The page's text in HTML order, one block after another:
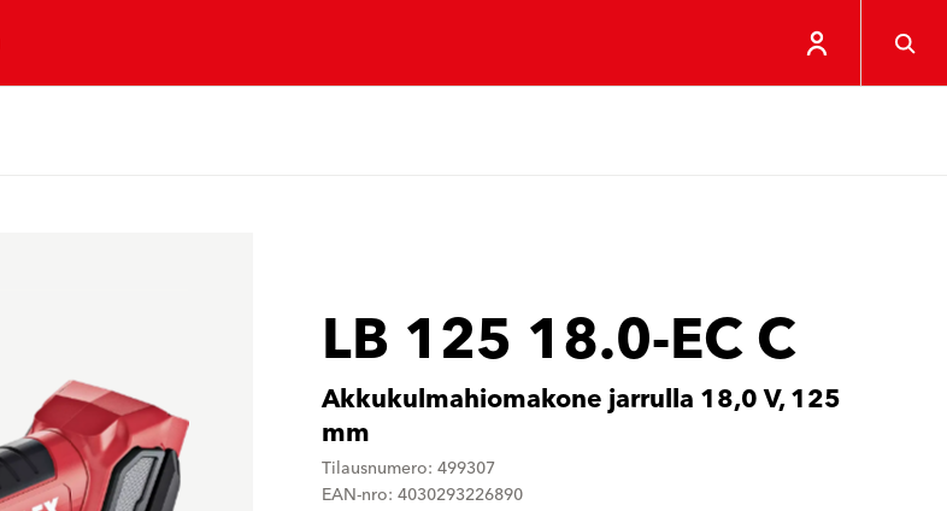
LB 125 18.0-EC C
Akkukulmahiomakone jarrulla 18,0 V, 125
mm
Tilausnumero: 499307
EAN-nro: 4030293226890